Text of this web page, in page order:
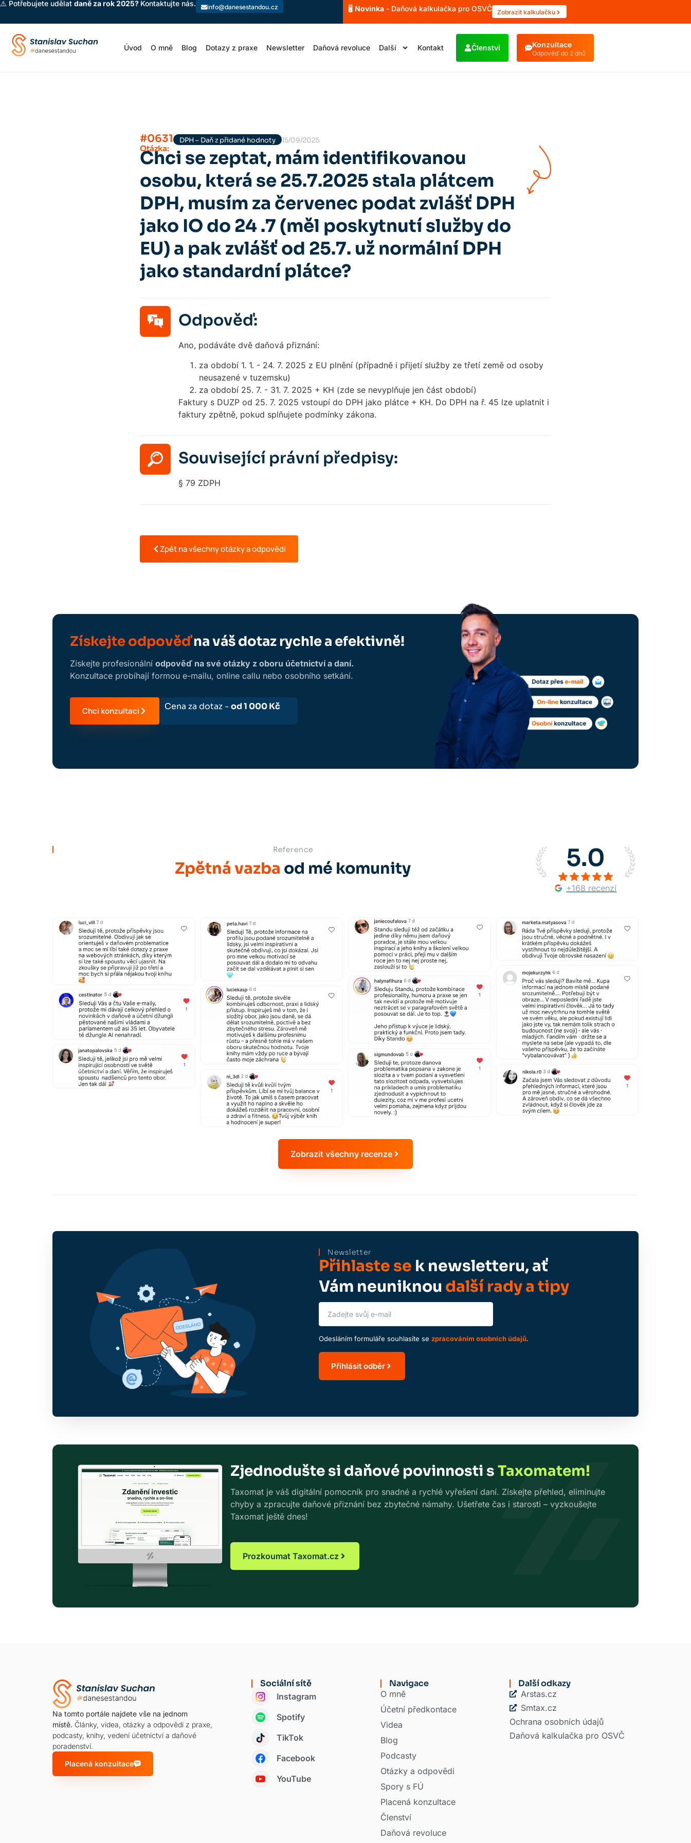
⚠️ Potřebujete udělat daně za rok 2025? Kontaktujte nás. info@danesestandou.cz 🖥️ Novinka- Daňová kalkulačka pro OSVČ Zobrazit kalkulačku
Úvod O mně Blog Dotazy z praxe Newsletter Daňová revoluce Další Kontakt Členství Konzultace
Odpověď do 2 dnů
#0631 DPH – Daň z přidané hodnoty 15/09/2025
Otázka:
Chci se zeptat, mám identifikovanou
osobu, která se 25.7.2025 stala plátcem
DPH, musím za červenec podat zvlášť DPH
jako IO do 24 .7 (měl poskytnutí služby do
EU) a pak zvlášť od 25.7. už normální DPH
jako standardní plátce?
Odpověď:
Ano, podáváte dvě daňová přiznání:
za období 1. 1. - 24. 7. 2025 z EU plnění (případně i přijetí služby ze třetí země od osoby
neusazené v tuzemsku)
za období 25. 7. - 31. 7. 2025 + KH (zde se nevyplňuje jen část období)
Faktury s DUZP od 25. 7. 2025 vstoupí do DPH jako plátce + KH. Do DPH na ř. 45 lze uplatnit i
faktury zpětně, pokud splňujete podmínky zákona.
Související právní předpisy:
§ 79 ZDPH
Zpět na všechny otázky a odpovědi
Získejte odpověďna váš dotaz rychle a efektivně!
Získejte profesionální odpověď na své otázky z oboru účetnictví a daní.
Konzultace probíhají formou e-mailu, online callu nebo osobního setkání.
Chci konzultaci Cena za dotaz - od 1 000 Kč
Reference
Zpětná vazba od mé komunity 5.0
+168 recenzí
Zobrazit všechny recenze
Newsletter
Přihlaste se k newsletteru, ať
Vám neuniknou další rady a tipy
Odesláním formuláře souhlasíte se zpracováním osobních údajů.
Přihlásit odběr
Zjednodušte si daňové povinnosti s Taxomatem!
Taxomat je váš digitální pomocník pro snadné a rychlé vyřešení daní. Získejte přehled, eliminujte
chyby a zpracujte daňové přiznání bez zbytečné námahy. Ušetřete čas i starosti – vyzkoušejte
Taxomat ještě dnes!
Prozkoumat Taxomat.cz
Na tomto portále najdete vše na jednom
místě. Články, videa, otázky a odpovědi z praxe,
podcasty, knihy, vedení účetnictví a daňové
poradenství.
Placená konzultace
Sociální sítě
Instagram
Spotify
TikTok
Facebook
YouTube
Navigace
O mně
Účetní předkontace
Videa
Blog
Podcasty
Otázky a odpovědi
Spory s FÚ
Placená konzultace
Členství
Daňová revoluce
Další odkazy
Arstas.cz
Smtax.cz
Ochrana osobních údajů
Daňová kalkulačka pro OSVČ